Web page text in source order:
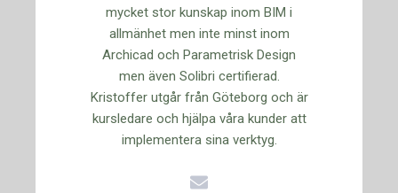
mycket stor kunskap inom BIM i
allmänhet men inte minst inom
Archicad och Parametrisk Design
men även Solibri certifierad.
Kristoffer utgår från Göteborg och är
kursledare och hjälpa våra kunder att
implementera sina verktyg.